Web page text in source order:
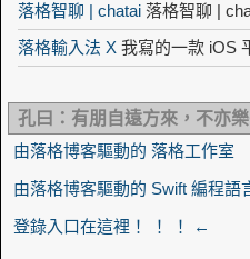
落格智聊 | chatai 落格智聊 |
落格輸入法 X 我寫的一款 iOS
孔曰：有朋自遠方來，不亦樂
由落格博客驅動的 落格工作室
由落格博客驅動的 Swift 編程語
登錄入口在這裡！ ！ ！ ←